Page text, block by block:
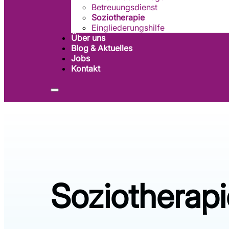
Betreuungsdienst
Soziotherapie
Eingliederungshilfe
Über uns
Blog & Aktuelles
Jobs
Kontakt